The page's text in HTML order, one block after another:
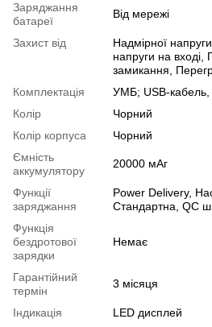
Заряджання
батареї
Від мережі
Захист від
Надмірної
напруги на вході,
замикання,
Комплектація
УМБ; USB-кабель,
Колір
Чорний
Колір корпуса
Чорний
Ємність
аккумулятору
20000 мАг
Функції
заряджання
Power Delivery,
Стандартна, QC
Функція
бездротової
зарядки
Немає
Гарантійний
термін
3 місяця
Індикація
LED дисплей